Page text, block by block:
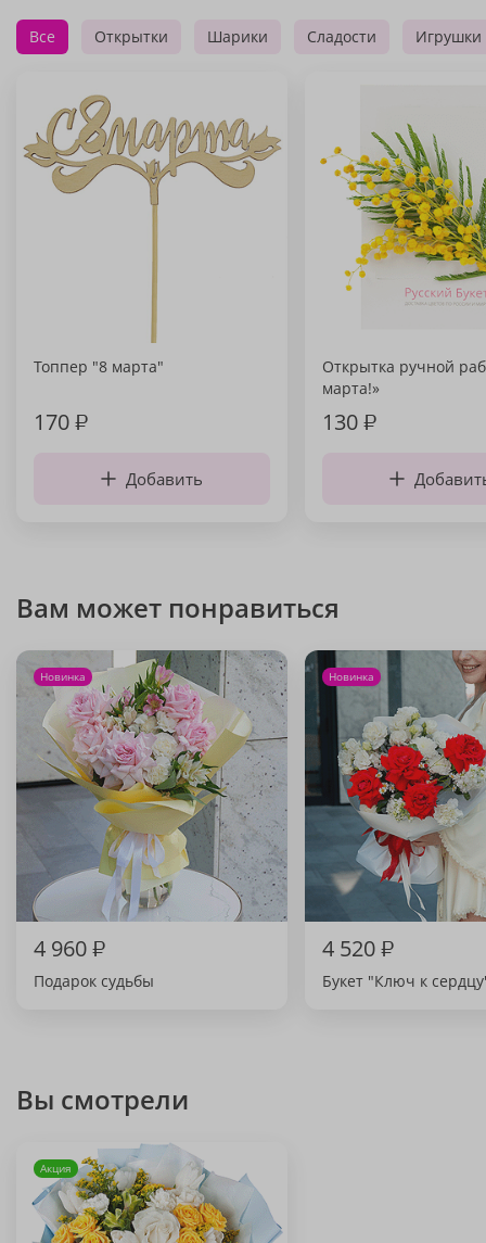
Все Открытки Шарики Сладости Игрушки
Топпер "8 марта"
170₽
Добавить
Открытка ручной
марта!»
130₽
Вам может понравиться
Новинка
4 960₽
Подарок судьбы
Новинка
4 520₽
Букет "Ключ к
Вы смотрели
Акция